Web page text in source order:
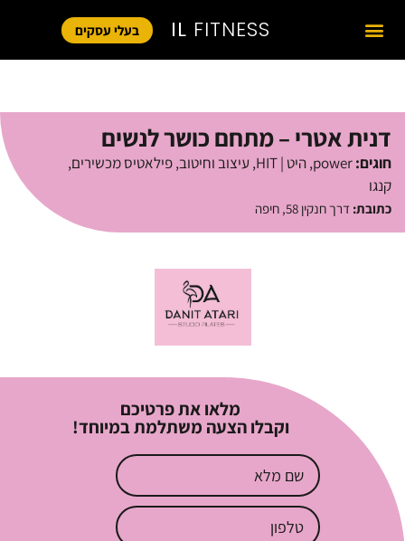
IL FITNESS בעלי עסקים
דנית אטרי – מתחם כושר לנשים
חוגים:power
,היט | HIT , עיצוב וחיטוב,פילאטיס מכשירים,
קנגו
כתובת: דרך חנקין 58, חיפה
מלאו את פרטיכם
וקבלו הצעה משתלמת במיוחד!